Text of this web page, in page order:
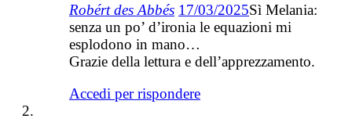
Robért des Abbés 17/03/2025Sì Melania:
senza un po’ d’ironia le equazioni mi
esplodono in mano…
Grazie della lettura e dell’apprezzamento.
Accedi per rispondere